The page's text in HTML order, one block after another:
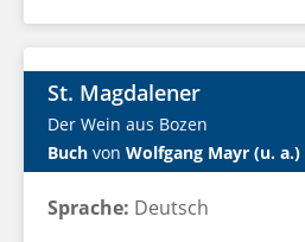
St. Magdalener
Der Wein aus Bozen
Buch von Wolfgang Mayr (u. a.)
Sprache: Deutsch